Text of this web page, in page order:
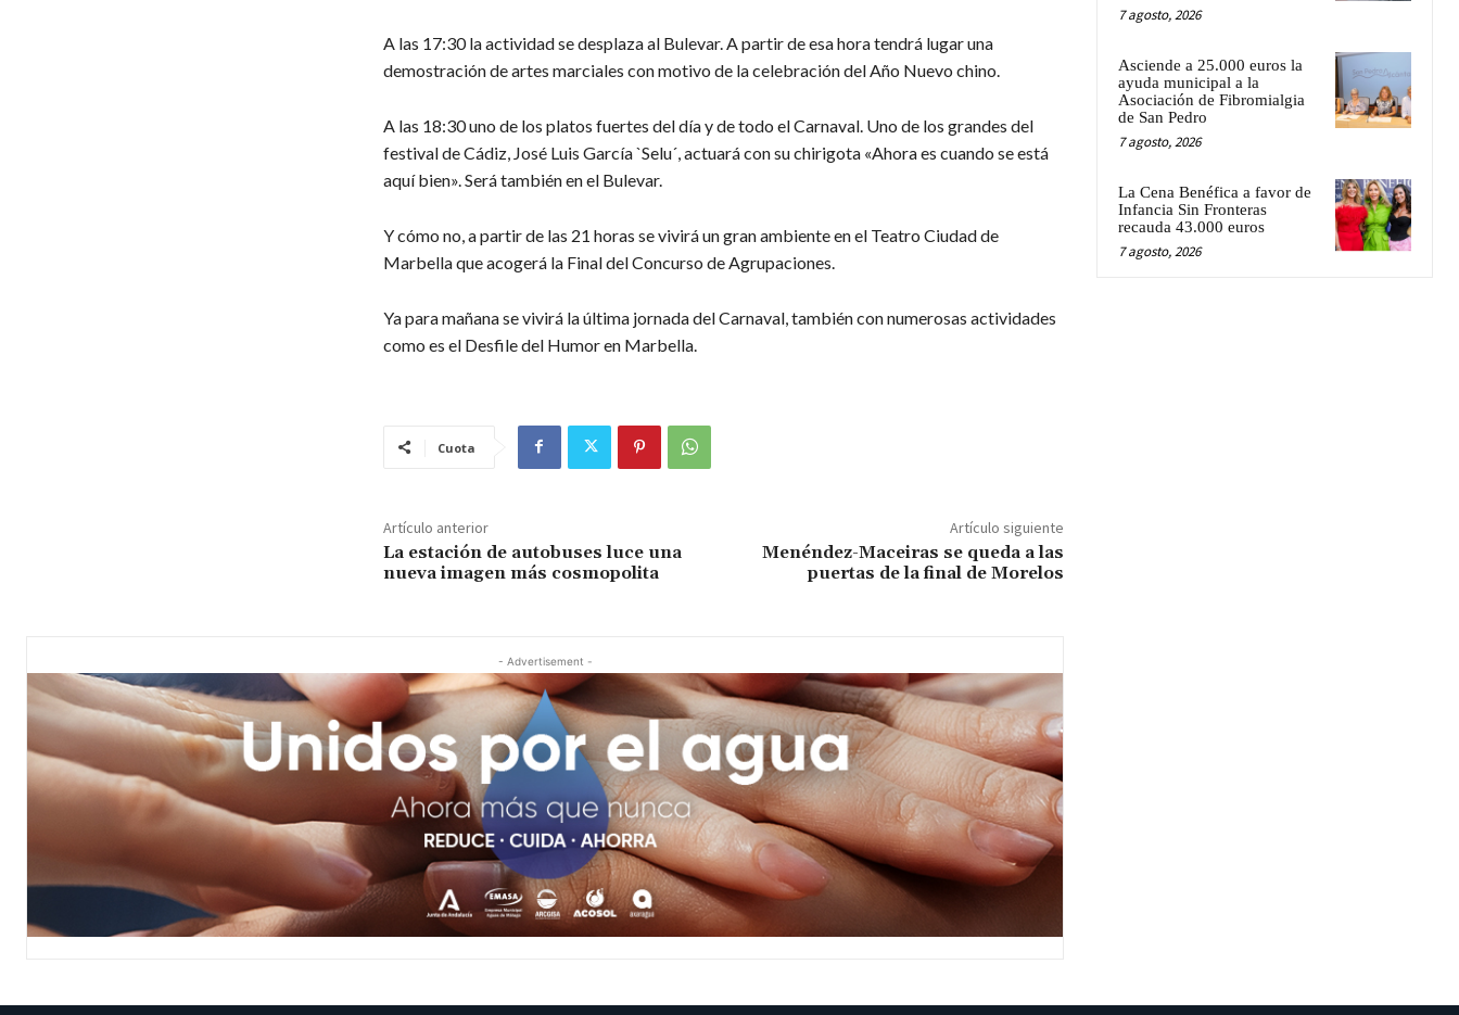
A las 17:30 la actividad se desplaza al Bulevar. A partir de esa hora tendrá lugar una
demostración de artes marciales con motivo de la celebración del Año Nuevo chino.
A las 18:30 uno de los platos fuertes del día y de todo el Carnaval. Uno de los grandes del
festival de Cádiz, José Luis García `Selu´, actuará con su chirigota «Ahora es cuando se está
aquí bien». Será también en el Bulevar.
Y cómo no, a partir de las 21 horas se vivirá un gran ambiente en el Teatro Ciudad de
Marbella que acogerá la Final del Concurso de Agrupaciones.
Ya para mañana se vivirá la última jornada del Carnaval, también con numerosas actividades
como es el Desfile del Humor en Marbella.
Cuota
Artículo anterior
La estación de autobuses luce una
nueva imagen más cosmopolita
Artículo siguiente
Menéndez-Maceiras se queda a las
puertas de la final de Morelos
- Advertisement -
7 agosto, 2026
Asciende a 25.000 euros la
ayuda municipal a la
Asociación de Fibromialgia
de San Pedro
7 agosto, 2026
La Cena Benéfica a favor de
Infancia Sin Fronteras
recauda 43.000 euros
7 agosto, 2026